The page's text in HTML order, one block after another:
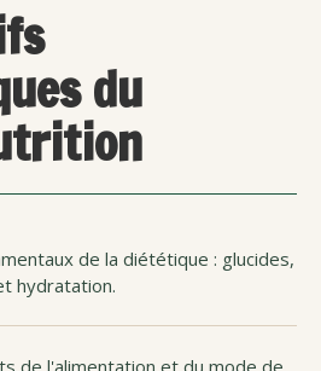
du
de la diététique : glucides,
hydratation.
de l'alimentation et du mode de